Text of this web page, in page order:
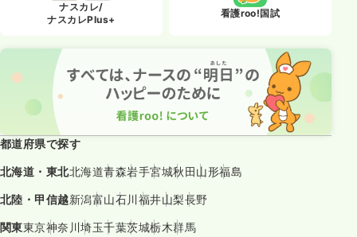
ナスカレ/
ナスカレPlus+
看護roo!国試
都道府県で探す
北海道・東北北海道青森岩手宮城秋田山形福島
北陸・甲信越新潟富山石川福井山梨長野
関東東京神奈川埼玉千葉茨城栃木群馬